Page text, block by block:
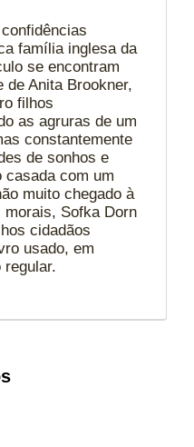
família inglesa da
se encontram
de Anita Brookner,
filhos
as agruras de um
constantemente
de sonhos e
casada com um
muito chegado à
Sofka Dorn
cidadãos
usado, em
regular.